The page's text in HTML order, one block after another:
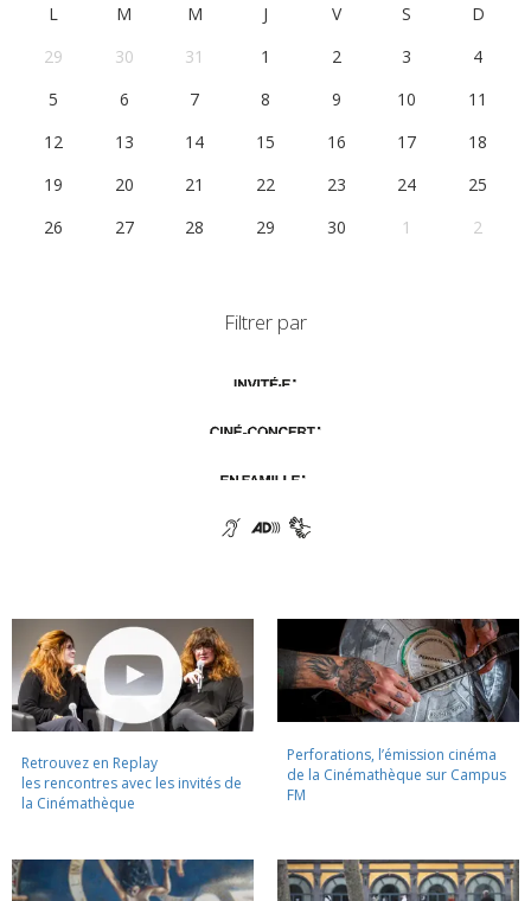
L M M J V S
D
29
30 31 1 2 3
4
5
6 7 8 9 10
11
12
13 14 15 16 17
18
19
20 21 22 23 24
25
26
27 28 29 30 1 2
Filtrer par
Retrouvez en Replay
les rencontres avec les invités de
la Cinémathèque
Perforations, l’émission cinéma
de la Cinémathèque sur Campus
FM